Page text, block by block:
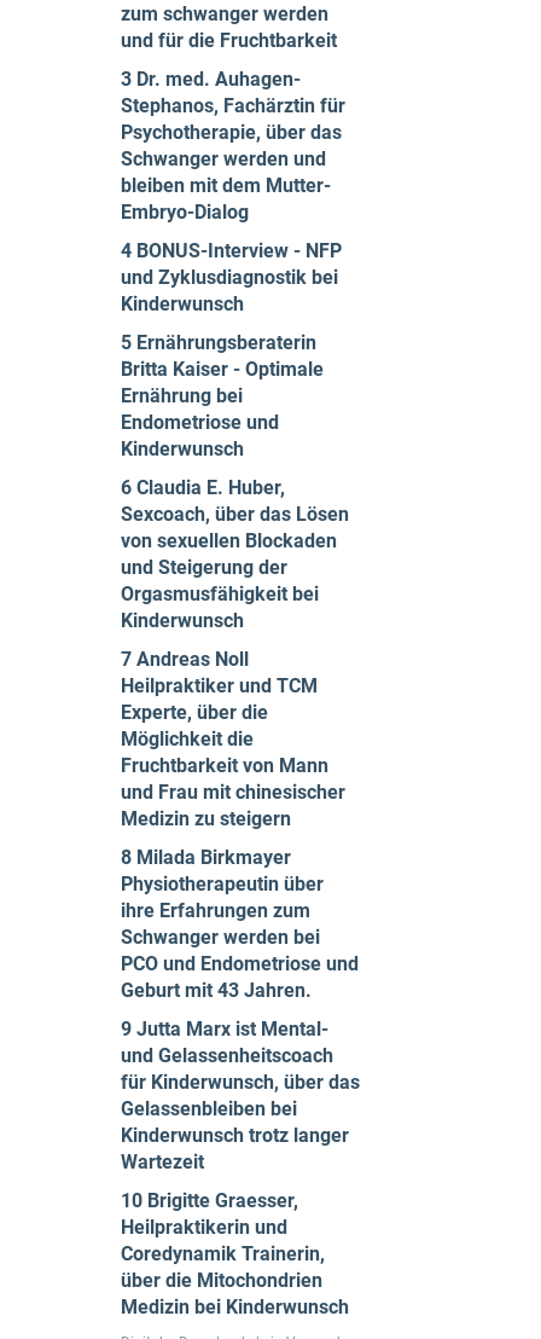
zum schwanger werden
und für die Fruchtbarkeit
3 Dr. med. Auhagen-
Stephanos, Fachärztin für
Psychotherapie, über das
Schwanger werden und
bleiben mit dem Mutter-
Embryo-Dialog
4 BONUS-Interview - NFP
und Zyklusdiagnostik bei
Kinderwunsch
5 Ernährungsberaterin
Britta Kaiser - Optimale
Ernährung bei
Endometriose und
Kinderwunsch
6 Claudia E. Huber,
Sexcoach, über das Lösen
von sexuellen Blockaden
und Steigerung der
Orgasmusfähigkeit bei
Kinderwunsch
7 Andreas Noll
Heilpraktiker und TCM
Experte, über die
Möglichkeit die
Fruchtbarkeit von Mann
und Frau mit chinesischer
Medizin zu steigern
8 Milada Birkmayer
Physiotherapeutin über
ihre Erfahrungen zum
Schwanger werden bei
PCO und Endometriose und
Geburt mit 43 Jahren.
9 Jutta Marx ist Mental-
und Gelassenheitscoach
für Kinderwunsch, über das
Gelassenbleiben bei
Kinderwunsch trotz langer
Wartezeit
10 Brigitte Graesser,
Heilpraktikerin und
Coredynamik Trainerin,
über die Mitochondrien
Medizin bei Kinderwunsch